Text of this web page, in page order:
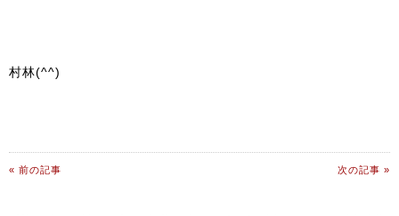
村林(^^)
« 前の記事 次の記事 »